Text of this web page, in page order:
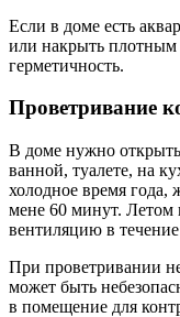
Если в доме есть
или накрыть плотным
герметичность.
Проветривание
В доме нужно
ванной, туалете, на
холодное время года,
мене 60 минут. Летом
вентиляцию в течение
При проветривании
может быть
в помещение для